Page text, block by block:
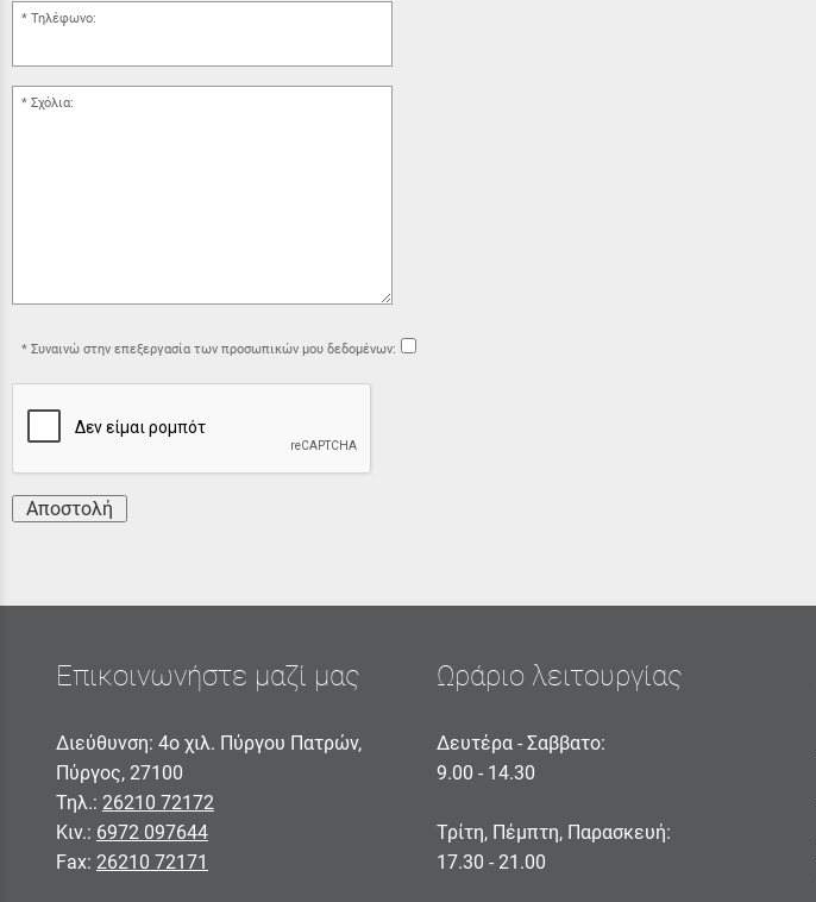
Τηλέφωνο:
Σχόλια:
Συναινώ στην επεξεργασία των προσωπικών μου δεδομένων:
Αποστολή
Επικοινωνήστε μαζί μας
Διεύθυνση: 4ο χιλ. Πύργου Πατρών,
Πύργος, 27100
Τηλ.: 26210 72172
Κιν.: 6972 097644
Fax: 26210 72171
Ωράριο λειτουργίας
Δευτέρα - Σαββατο:
9.00 - 14.30
Τρίτη, Πέμπτη, Παρασκευή:
17.30 - 21.00